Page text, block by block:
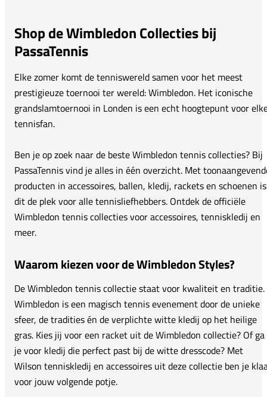
Shop de Wimbledon Collecties bij
PassaTennis
Elke zomer komt de tenniswereld samen voor het meest
prestigieuze toernooi ter wereld: Wimbledon. Het iconische
grandslamtoernooi in Londen is een echt hoogtepunt voor
tennisfan.
Ben je op zoek naar de beste Wimbledon tennis collecties? Bij
PassaTennis vind je alles in één overzicht. Met
producten in accessoires, ballen, kledij, rackets en schoenen is
dit de plek voor alle tennisliefhebbers. Ontdek de officiële
Wimbledon tennis collecties voor accessoires, tenniskledij en
meer.
Waarom kiezen voor de Wimbledon Styles?
De Wimbledon tennis collectie staat voor kwaliteit en traditie.
Wimbledon is een magisch tennis evenement door de unieke
sfeer, de tradities én de verplichte witte kledij op het heilige
gras. Kies jij voor een racket uit de Wimbledon collectie? Of ga
je voor kledij die perfect past bij de witte dresscode? Met
Wilson tenniskledij en accessoires uit deze collectie ben je
voor jouw volgende potje.